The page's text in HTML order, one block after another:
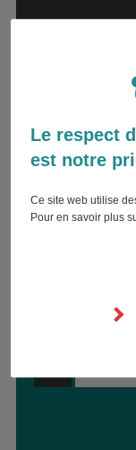
Envie
un
votre
Le respect
est notre
Ce site web utilise
Pour en savoir plus